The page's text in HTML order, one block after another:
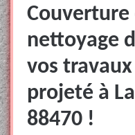
nettoyage
vos
projeté à
88470 !